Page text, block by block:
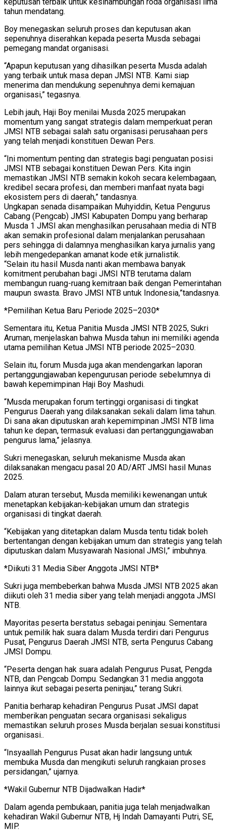
tahun mendatang.
Boy menegaskan seluruh proses dan keputusan akan
sepenuhnya diserahkan kepada peserta Musda sebagai
pemegang mandat organisasi.
“Apapun keputusan yang dihasilkan peserta Musda adalah
yang terbaik untuk masa depan JMSI NTB. Kami siap
menerima dan mendukung sepenuhnya demi kemajuan
organisasi,” tegasnya.
Lebih jauh, Haji Boy menilai Musda 2025 merupakan
momentum yang sangat strategis dalam memperkuat peran
JMSI NTB sebagai salah satu organisasi perusahaan pers
yang telah menjadi konstituen Dewan Pers.
“Ini momentum penting dan strategis bagi penguatan posisi
JMSI NTB sebagai konstituen Dewan Pers. Kita ingin
memastikan JMSI NTB semakin kokoh secara kelembagaan,
kredibel secara profesi, dan memberi manfaat nyata bagi
ekosistem pers di daerah,” tandasnya.
Ungkapan senada disampaikan Muhyiddin, Ketua Pengurus
Cabang (Pengcab) JMSI Kabupaten Dompu yang berharap
Musda 1 JMSI akan menghasilkan perusahaan media di NTB
akan semakin profesional dalam menjalankan perusahaan
pers sehingga di dalamnya menghasilkan karya jurnalis yang
lebih mengedepankan amanat kode etik jurnalistik.
“Selain itu hasil Musda nanti akan membawa banyak
komitment perubahan bagi JMSI NTB terutama dalam
membangun ruang-ruang kemitraan baik dengan Pemerintahan
maupun swasta. Bravo JMSI NTB untuk Indonesia,”tandasnya.
*Pemilihan Ketua Baru Periode 2025–2030*
Sementara itu, Ketua Panitia Musda JMSI NTB 2025, Sukri
Aruman, menjelaskan bahwa Musda tahun ini memiliki agenda
utama pemilihan Ketua JMSI NTB periode 2025–2030.
Selain itu, forum Musda juga akan mendengarkan laporan
pertanggungjawaban kepengurusan periode sebelumnya di
bawah kepemimpinan Haji Boy Mashudi.
“Musda merupakan forum tertinggi organisasi di tingkat
Pengurus Daerah yang dilaksanakan sekali dalam lima tahun.
Di sana akan diputuskan arah kepemimpinan JMSI NTB lima
tahun ke depan, termasuk evaluasi dan pertanggungjawaban
pengurus lama,” jelasnya.
Sukri menegaskan, seluruh mekanisme Musda akan
dilaksanakan mengacu pasal 20 AD/ART JMSI hasil Munas
2025.
Dalam aturan tersebut, Musda memiliki kewenangan untuk
menetapkan kebijakan-kebijakan umum dan strategis
organisasi di tingkat daerah.
“Kebijakan yang ditetapkan dalam Musda tentu tidak boleh
bertentangan dengan kebijakan umum dan strategis yang telah
diputuskan dalam Musyawarah Nasional JMSI,” imbuhnya.
*Diikuti 31 Media Siber Anggota JMSI NTB*
Sukri juga membeberkan bahwa Musda JMSI NTB 2025 akan
diikuti oleh 31 media siber yang telah menjadi anggota JMSI
NTB.
Mayoritas peserta berstatus sebagai peninjau. Sementara
untuk pemilik hak suara dalam Musda terdiri dari Pengurus
Pusat, Pengurus Daerah JMSI NTB, serta Pengurus Cabang
JMSI Dompu.
“Peserta dengan hak suara adalah Pengurus Pusat, Pengda
NTB, dan Pengcab Dompu. Sedangkan 31 media anggota
lainnya ikut sebagai peserta peninjau,” terang Sukri.
Panitia berharap kehadiran Pengurus Pusat JMSI dapat
memberikan penguatan secara organisasi sekaligus
memastikan seluruh proses Musda berjalan sesuai konstitusi
organisasi..
“Insyaallah Pengurus Pusat akan hadir langsung untuk
membuka Musda dan mengikuti seluruh rangkaian proses
persidangan,” ujarnya.
*Wakil Gubernur NTB Dijadwalkan Hadir*
Dalam agenda pembukaan, panitia juga telah menjadwalkan
kehadiran Wakil Gubernur NTB, Hj Indah Damayanti Putri, SE,
MIP.